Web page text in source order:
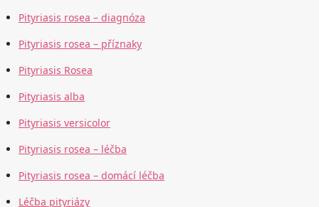
Pityriasis rosea – diagnóza
Pityriasis rosea – příznaky
Pityriasis Rosea
Pityriasis alba
Pityriasis versicolor
Pityriasis rosea – léčba
Pityriasis rosea – domácí léčba
Léčba pityriázy